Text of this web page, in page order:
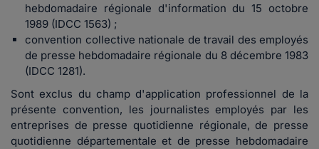
hebdomadaire régionale d'information du 15 octobre
1989 (IDCC 1563) ;
convention collective nationale de travail des employés
de presse hebdomadaire régionale du 8 décembre 1983
(IDCC 1281).
Sont exclus du champ d'application professionnel de la
présente convention, les journalistes employés par les
entreprises de presse quotidienne régionale, de presse
quotidienne départementale et de presse hebdomadaire